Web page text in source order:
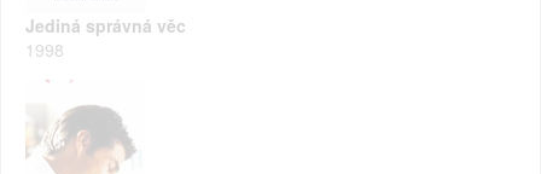
Jediná správná věc
1998